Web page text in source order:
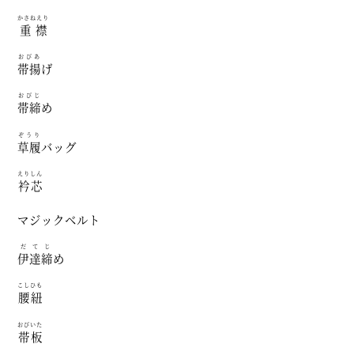
重襟
かさねえり
帯揚
おびあ
げ
帯締
おびじ
め
草履
ぞうり
バッグ
衿芯
えりしん
マジックベルト
伊達締
だてじ
め
腰紐
こしひも
帯板
おびいた